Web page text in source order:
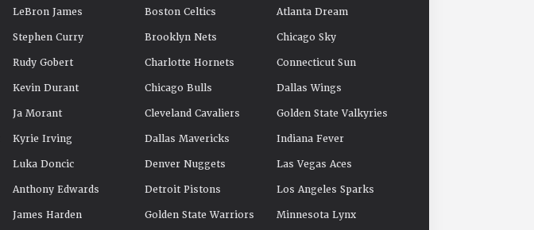
LeBron James
Stephen Curry
Rudy Gobert
Kevin Durant
Ja Morant
Kyrie Irving
Luka Doncic
Anthony Edwards
James Harden
Boston Celtics
Brooklyn Nets
Charlotte Hornets
Chicago Bulls
Cleveland Cavaliers
Dallas Mavericks
Denver Nuggets
Detroit Pistons
Golden State Warriors
Atlanta Dream
Chicago Sky
Connecticut Sun
Dallas Wings
Golden State Valkyries
Indiana Fever
Las Vegas Aces
Los Angeles Sparks
Minnesota Lynx